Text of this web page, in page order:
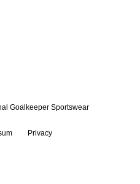
Goalkeeper Sportswear
Privacy